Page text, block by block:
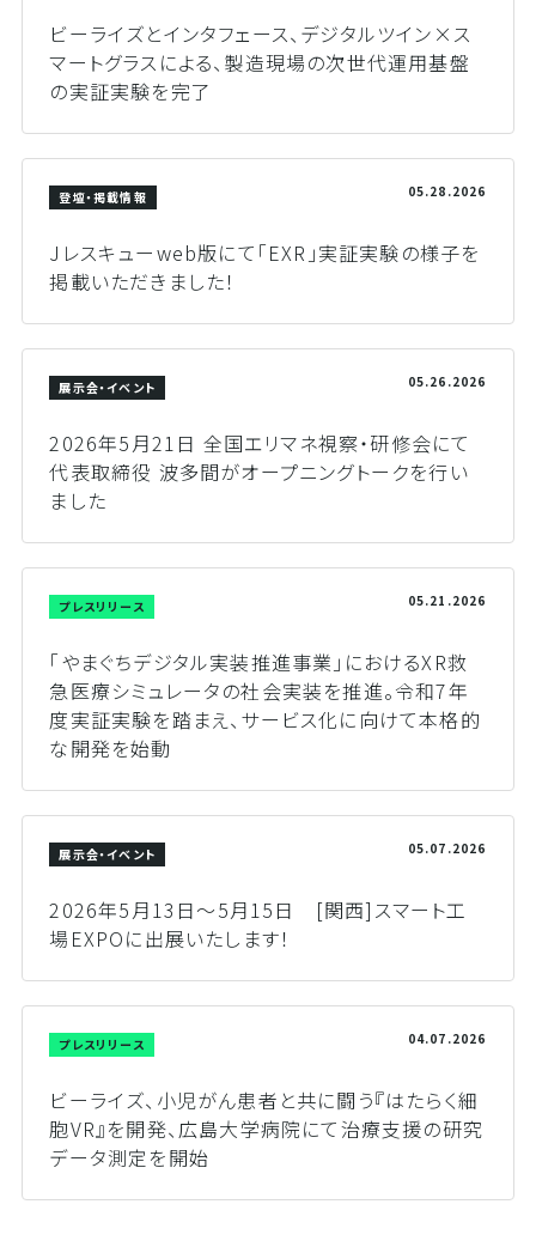
ビーライズとインタフェース、デジタルツイン×ス
マートグラスによる、製造現場の次世代運用基盤
の実証実験を完了
登壇・掲載情報 05.28.2026
Jレスキューweb版にて「EXR」実証実験の様子を
掲載いただきました！
展示会・イベント 05.26.2026
2026年5月21日 全国エリマネ視察・研修会にて
代表取締役 波多間がオープニングトークを行い
ました
プレスリリース 05.21.2026
「やまぐちデジタル実装推進事業」におけるXR救
急医療シミュレータの社会実装を推進。令和7年
度実証実験を踏まえ、サービス化に向けて本格的
な開発を始動
展示会・イベント 05.07.2026
2026年5月13日～5月15日 [関西]スマート工
場EXPOに出展いたします！
プレスリリース 04.07.2026
ビーライズ、小児がん患者と共に闘う『はたらく細
胞VR』を開発、広島大学病院にて治療支援の研究
データ測定を開始